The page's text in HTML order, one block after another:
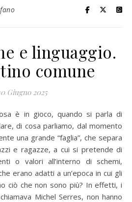
e linguaggio.
comune
Giugno 2025
di cosa parliamo, dal momento
una grande “faglia”, che separa
e ragazze, a cui si pretende di
o valori all’interno di schemi,
erano adatti a un’epoca in cui gli
ciò che non sono più? In effetti, i
Michel Serres, non hanno